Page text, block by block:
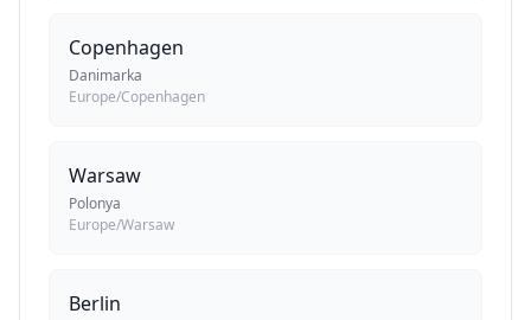
Copenhagen
Danimarka
Europe/Copenhagen
Warsaw
Polonya
Europe/Warsaw
Berlin